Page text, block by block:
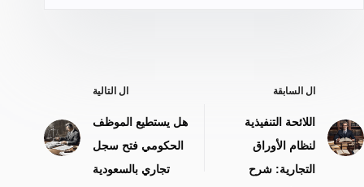
ال السابقة
اللائحة التنفيذية
لنظام الأوراق
التجارية: شرح
ال التالية
هل يستطيع الموظف
الحكومي فتح سجل
تجاري بالسعودية